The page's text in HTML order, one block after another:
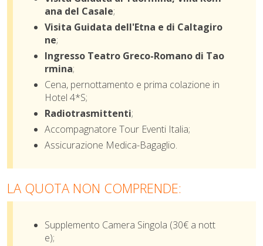
ana del Casale;
Visita Guidata dell'Etna e di Caltagiro
ne;
Ingresso Teatro Greco-Romano di Tao
rmina;
Cena, pernottamento e prima colazione in
Hotel 4*S;
Radiotrasmittenti;
Accompagnatore Tour Eventi Italia;
Assicurazione Medica-Bagaglio.
LA QUOTA NON COMPRENDE:
Supplemento Camera Singola (30€ a nott
e);